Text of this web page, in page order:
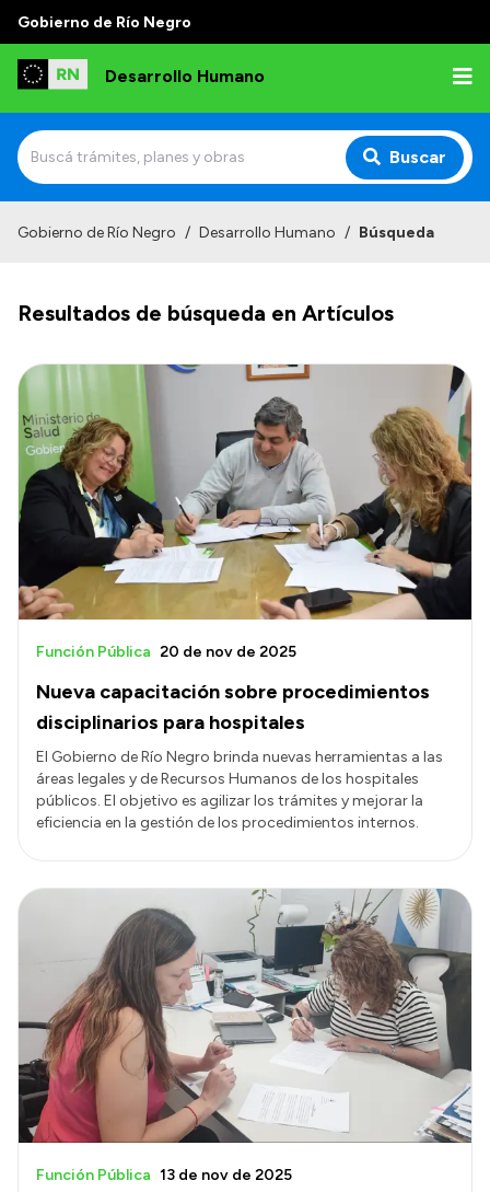
Gobierno de Río Negro
Desarrollo Humano
Buscar
Misión
Autoridades
Delegaciones
Normativa
Transparencia
Presupuesto
Boletín Oficial
Compras y licitaciones
Consulta de pago a proveedores
Convocatorias
Intranet
Login
Gobierno de Río Negro / Desarrollo Humano / Búsqueda
Resultados de búsqueda en Artículos
Nueva capacitación sobre procedimientos
disciplinarios para hospitales
Función Pública 20 de nov de 2025
El Gobierno de Río Negro brinda nuevas herramientas a las
áreas legales y de Recursos Humanos de los hospitales
públicos. El objetivo es agilizar los trámites y mejorar la
eficiencia en la gestión de los procedimientos internos.
Función Pública 13 de nov de 2025